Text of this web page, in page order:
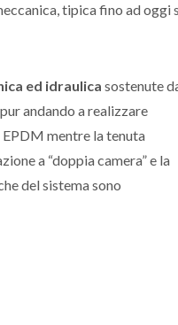
tipica fino ad oggi
ed idraulica sostenute
andando a realizzare
mentre la tenuta
a “doppia camera” e la
del sistema sono